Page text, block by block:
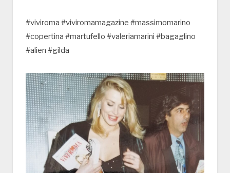
#viviroma #viviromamagazine #massimomarino
#copertina #martufello #valeriamarini #bagaglino
#alien #gilda